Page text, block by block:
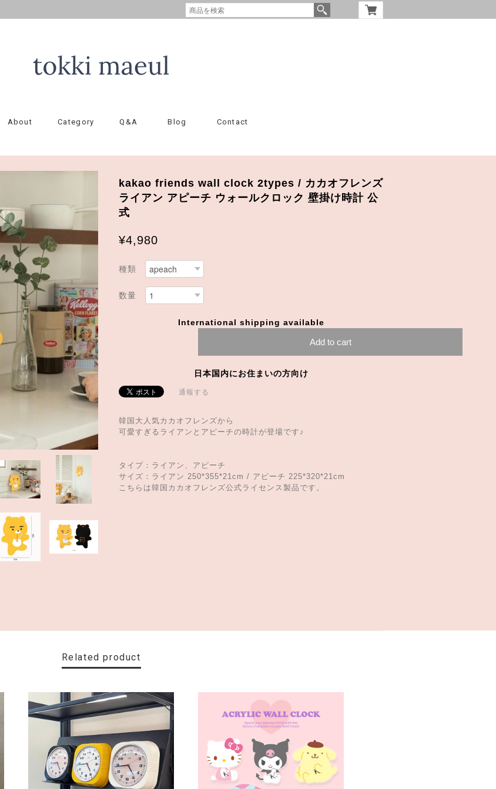
About Category Q&A Blog Contact
kakao friends wall clock 2types / カカオフレンズ
ライアン アピーチ ウォールクロック 壁掛け時計 公
式
¥4,980
種類
数量
International shipping available
Add to cart
日本国内にお住まいの方向け
通報する
韓国大人気カカオフレンズから
可愛すぎるライアンとアピーチの時計が登場です♪
タイプ：ライアン、アピーチ
サイズ：ライアン 250*355*21cm / アピーチ 225*320*21cm
こちらは韓国カカオフレンズ公式ライセンス製品です。
Related product